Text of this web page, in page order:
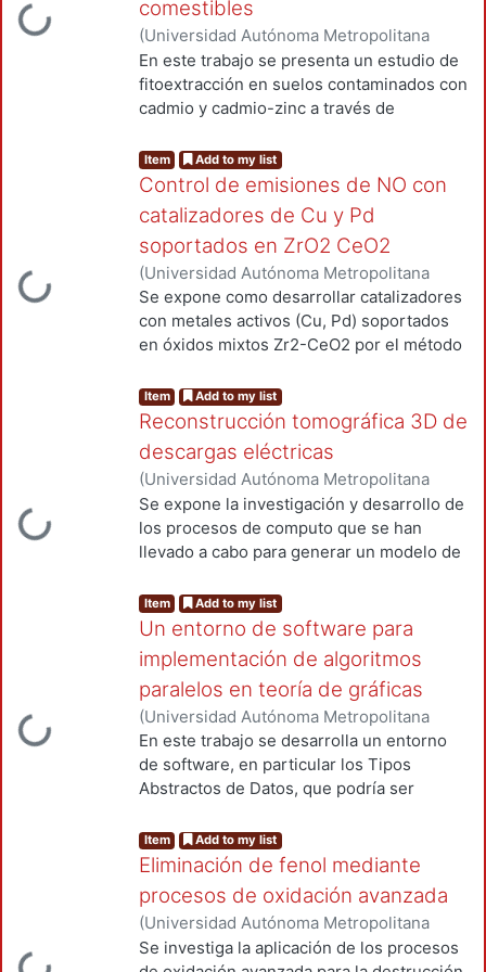
comestibles
(Universidad Autónoma Metropolitana
(México). Unidad Azcapotzalco.
Coordinación de Servicios de
Información.,2001-11)Beltrán-
En este trabajo se presenta un estudio de
fitoextracción en suelos contaminados con
cadmio y cadmio-zinc a través de
lechuga (Lactuga sativa) en dos
variedades, la de hoja rizada (Lactuca
sativa crispa) y la romana (Lactuca sativa
longifolia), el calabacín (Cucurbita
moschata) y el girasol (Helianthus annus).
El objetivo fue evaluar la capacidad de
asimilación y concentración de cadmio y
zinc por las especies vegetales
mencionadas como un proceso de
Item Add to my list
Control de emisiones de NO con
catalizadores de Cu y Pd
soportados en ZrO2 CeO2
(Universidad Autónoma Metropolitana
(México). Unidad Azcapotzalco.
Coordinación de Servicios de
Información.,2002)Vázquez Díaz, Alma
Se expone como desarrollar catalizadores
con metales activos (Cu, Pd) soportados
en óxidos mixtos Zr2-CeO2 por el método
óxidos de nitrógeno.
Item Add to my list
Reconstrucción tomográfica 3D de
descargas eléctricas
(Universidad Autónoma Metropolitana
(México). Unidad Azcapotzalco.
Coordinación de Servicios de
Información.,2002-05)RANGEL KUOPPA,
Se expone la investigación y desarrollo de
los procesos de computo que se han
llevado a cabo para generar un modelo de
las descargas eléctricas, se aborda el
problema desde una perspectiva
computacional en función de los
algoritmos requeridos para el
procesamiento de la información y a la
reconstrucción tomográfica 3D del modelo
de la descarga eléctrica, el modelo se
implementa a través del método de las
mallas simplex.
Item Add to my list
Un entorno de software para
implementación de algoritmos
paralelos en teoría de gráficas
(Universidad Autónoma Metropolitana
(México). Unidad Azcapotzalco.
Coordinación de Servicios de
Información.,2002-08-20 )Ortuño
En este trabajo se desarrolla un entorno
de software, en particular los Tipos
Abstractos de Datos, que podría ser
algoritmos paralelos de Optimización
Combinatoria y Teoría de Graficas Se
estudió en particular un algoritmo paralelo
para el problema del Conjunto
Independiente, el cual calcula todos los
conjuntos independientes maximales de
Item Add to my list
Eliminación de fenol mediante
procesos de oxidación avanzada
(Universidad Autónoma Metropolitana
(México). Unidad Azcapotzalco.
Se investiga la aplicación de los procesos